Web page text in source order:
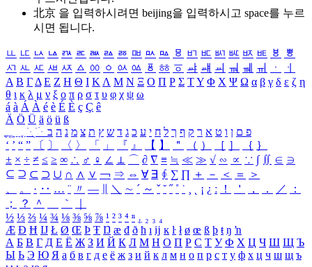
北京 을 입력하시려면 beijing을 입력하시고 space를 누르
시면 됩니다.
ㅥ ㅦ ㅧ ㅨ ㅩ ㅪ ㅫ ㅬ ㅭ ㅮ ㅯ ㅰ ㅱ ㅲ ㅳ ㅴ ㅵ ㅶ ㅷ ㅸ
ㅹ
ㅺ ㅻ ㅼ ㅽ ㅾ ㅿ ㆀ ㆁ ㆂ ㆃ ㆄ ㆅ ㆆ ㆇ ㆈ ㆉ ㆊ ㆋ ㆌ ㆍ
ㆎ
Α Β ΓΔ Ε Ζ Η Θ Ι ΚΛ Μ Ν Ξ Ο Π Ρ Σ ΤΥ Φ Χ Ψ Ω α β γ δ ε ζ η
θ ι κ λ μ ν ξ ο π ρ σ τ υ φ χ ψ ω
á à Á À é è É È ç Ç ê
Ä Ö Ü ä ö ü ß
ִֶֹ ֻּ ׁׂ פ ם ן ו ט א ר ק ף ך ל ח י ע כ ג ד ש ץ ת צ מ נ ה ב
‘ ’ “ ” 〔 〕 〈 〉 「 」 『 』 【 】 ＂ （ ） ［ ］ ｛ ｝
± × ÷ ≠ ≤ ≥ ∞ ∴ ♂ ♀ ∠ ⊥ ⌒ ∂ ∇ ≡ ≒ ≪ ≫ √ ∽ ∝ ∵ ∫ ∬ ∈ ∋
⊆ ⊇ ⊂ ⊃ ∪ ∩ ∧ ∨ ￢ ⇒ ⇔ ∀ ∃ ∮ ∑ ∏ ＋ － ＜ ＝
＞
、
。 · ‥ … ¨ 〃 ― ＼ ∼ ´ ～ ˇ ˘ ˝ ˚ ˙ ¸ ¡ ¿ ː ！ ＇ ， ． ／
：
；
？ ＾ ｀
½ ⅓ ⅔ ¼ ¾ ⅛ ⅜ ⅝ ⅞ ¹ ² ³ ⁴ ⁿ ₁ ₂ ₃ ₄
Æ Ð Ħ Ĳ Ł Ø Œ Þ Ŧ Ŋ æ đ ð ħ ı ĳ ĸ ŀ ł ø œ ß þ ŧ ŋ ŉ
А Б В Г Д Е Ё Ж З И Й К Л М Н О П Р С Т У Ф Х Ц Ч Ш Щ Ъ
Ы Ь Э Ю Я а б в г д е ё ж з и й к л м н о п р с т у ф х ц ч ш щ ъ